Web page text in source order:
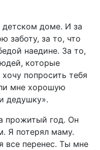
детском доме. И за
заботу, за то, что
наедине. За то,
которые
попросить тебя
мне хорошую
дедушку».
прожитый год. Он
Я потерял маму.
все перенес. Ты мне